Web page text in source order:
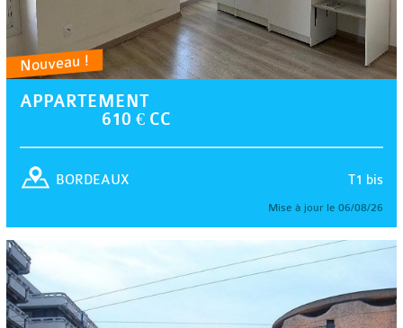
Nouveau !
APPARTEMENT
610 € CC
T1 bis
BORDEAUX
Mise à jour le 06/08/26